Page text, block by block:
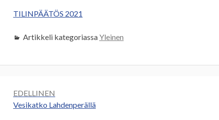
TILINPÄÄTÖS 2021
Artikkeli kategoriassaYleinen
selaus
EDELLINEN
Edellinen:
Vesikatko Lahdenperällä